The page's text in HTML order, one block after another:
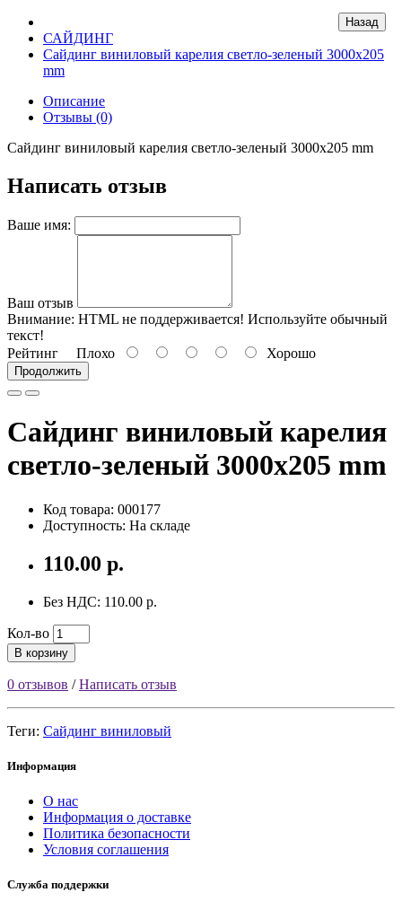
САЙДИНГ
Сайдинг виниловый карелия светло-зеленый 3000x205
mm
Описание
Отзывы (0)
Сайдинг виниловый карелия светло-зеленый 3000x205 mm
Написать отзыв
Ваше имя:
Ваш отзыв
Внимание: HTML не поддерживается! Используйте обычный
текст!
Рейтинг Плохо Хорошо
Продолжить
Сайдинг виниловый карелия
светло-зеленый 3000x205 mm
Код товара: 000177
Доступность: На складе
110.00 р.
Без НДС: 110.00 р.
Кол-во
В корзину
0 отзывов /Написать отзыв
Теги: Сайдинг виниловый
Информация
О нас
Информация о доставке
Политика безопасности
Условия соглашения
Служба поддержки